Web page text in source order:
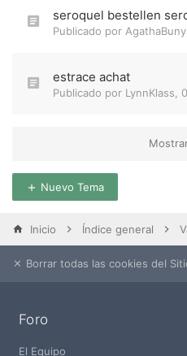
seroquel bestellen
Publicado por
estrace achat
Publicado por LynnKlass
Nuevo Tema
Inicio Índice general
Borrar todas las cookies del
Foro
El Equipo